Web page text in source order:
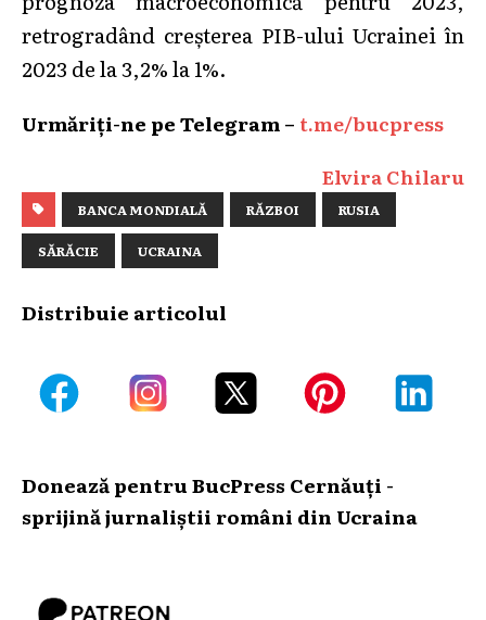
retrogradând creșterea PIB-ului Ucrainei în
2023 de la 3,2% la 1%.
Urmăriți-ne pe Telegram – t.me/bucpress
Elvira Chilaru
BANCA MONDIALĂ RĂZBOI RUSIA
SĂRĂCIE UCRAINA
Distribuie articolul
Donează pentru BucPress Cernăuți -
sprijină jurnaliștii români din Ucraina